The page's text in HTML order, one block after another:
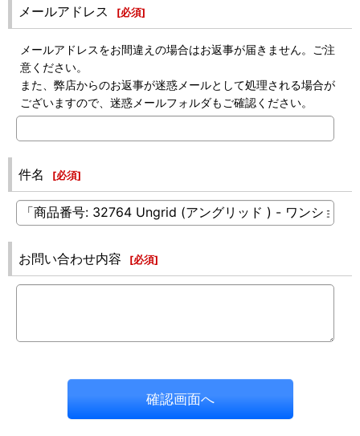
メールアドレス [必須]
メールアドレスをお間違えの場合はお返事が届きません。ご注
意ください。
また、弊店からのお返事が迷惑メールとして処理される場合が
ございますので、迷惑メールフォルダもご確認ください。
件名 [必須]
お問い合わせ内容 [必須]
確認画面へ